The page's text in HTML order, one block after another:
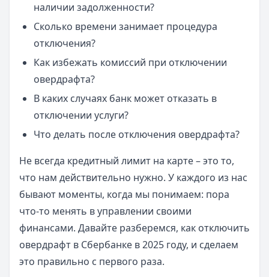
наличии задолженности?
Сколько времени занимает процедура
отключения?
Как избежать комиссий при отключении
овердрафта?
В каких случаях банк может отказать в
отключении услуги?
Что делать после отключения овердрафта?
Не всегда кредитный лимит на карте – это то,
что нам действительно нужно. У каждого из нас
бывают моменты, когда мы понимаем: пора
что-то менять в управлении своими
финансами. Давайте разберемся, как отключить
овердрафт в Сбербанке в 2025 году, и сделаем
это правильно с первого раза.